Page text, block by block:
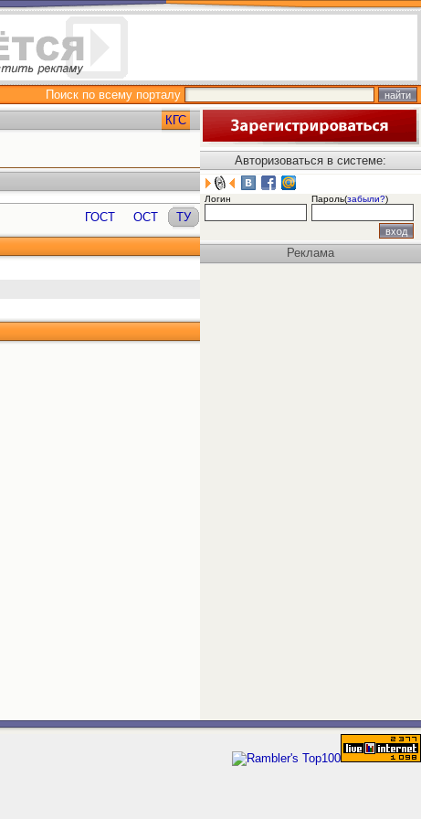
Поиск по всему порталу
КГС
ГОСТ ОСТ ТУ
Авторизоваться в системе:
Логин Пароль(забыли?)
Реклама